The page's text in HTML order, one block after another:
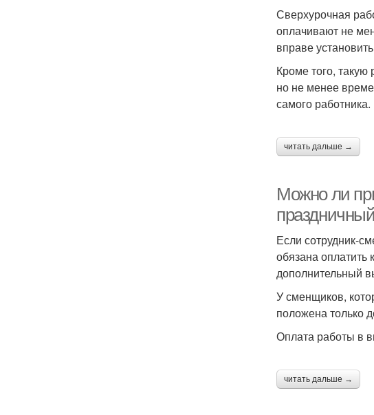
Сверхурочная
оплачивают не
вправе
Кроме того,
но не менее
самого работника.
читать дальше →
Можно ли
Если сотрудник-
обязана
дополнительный
У сменщиков,
положена только
Оплата работы в
читать дальше →